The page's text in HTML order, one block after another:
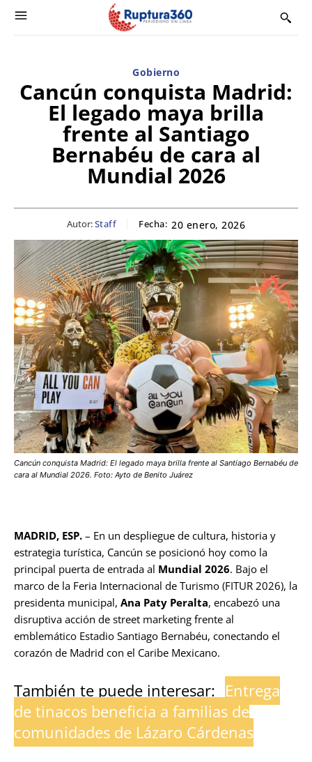
Gobierno
Cancún conquista Madrid:
El legado maya brilla
frente al Santiago
Bernabéu de cara al
Mundial 2026
Autor:Staff Fecha: 20 enero, 2026
Cancún conquista Madrid: El legado maya brilla frente al Santiago Bernabéu de
cara al Mundial 2026. Foto: Ayto de Benito Juárez
MADRID, ESP. – En un despliegue de cultura, historia y
estrategia turística, Cancún se posicionó hoy como la
principal puerta de entrada al Mundial 2026. Bajo el
marco de la Feria Internacional de Turismo (FITUR 2026), la
presidenta municipal, Ana Paty Peralta, encabezó una
disruptiva acción de street marketing frente al
emblemático Estadio Santiago Bernabéu, conectando el
corazón de Madrid con el Caribe Mexicano.
También te puede interesar: Entrega
de tinacos beneficia a familias de
comunidades de Lázaro Cárdenas